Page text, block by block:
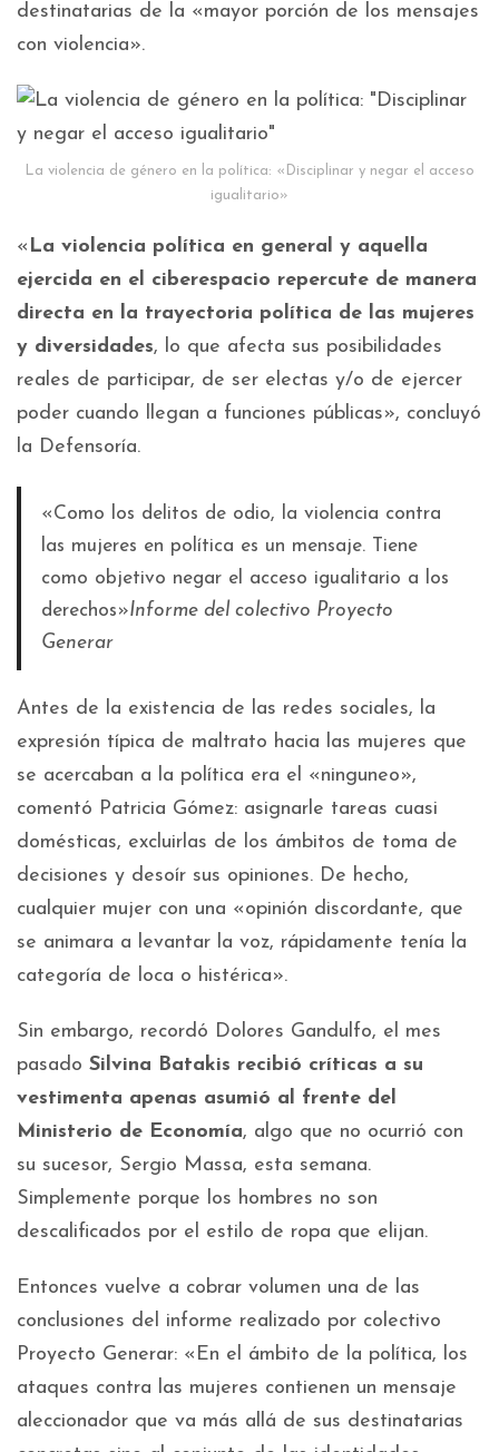
destinatarias de la «mayor porción de los mensajes
con violencia».
La violencia de género en la política: «Disciplinar y negar el acceso
igualitario»
« La violencia política en general y aquella
ejercida en el ciberespacio repercute de manera
directa en la trayectoria política de las mujeres
y diversidades, lo que afecta sus posibilidades
reales de participar, de ser electas y/o de ejercer
poder cuando llegan a funciones públicas», concluyó
la Defensoría.
«Como los delitos de odio, la violencia contra
las mujeres en política es un mensaje. Tiene
como objetivo negar el acceso igualitario a los
derechos»Informe del colectivo Proyecto
Generar
Antes de la existencia de las redes sociales, la
expresión típica de maltrato hacia las mujeres que
se acercaban a la política era el «ninguneo»,
comentó Patricia Gómez: asignarle tareas cuasi
domésticas, excluirlas de los ámbitos de toma de
decisiones y desoír sus opiniones. De hecho,
cualquier mujer con una «opinión discordante, que
se animara a levantar la voz, rápidamente tenía la
categoría de loca o histérica».
Sin embargo, recordó Dolores Gandulfo, el mes
pasado Silvina Batakis recibió críticas a su
vestimenta apenas asumió al frente del
Ministerio de Economía, algo que no ocurrió con
su sucesor, Sergio Massa, esta semana.
Simplemente porque los hombres no son
descalificados por el estilo de ropa que elijan.
Entonces vuelve a cobrar volumen una de las
conclusiones del informe realizado por colectivo
Proyecto Generar: «En el ámbito de la política, los
ataques contra las mujeres contienen un mensaje
aleccionador que va más allá de sus destinatarias